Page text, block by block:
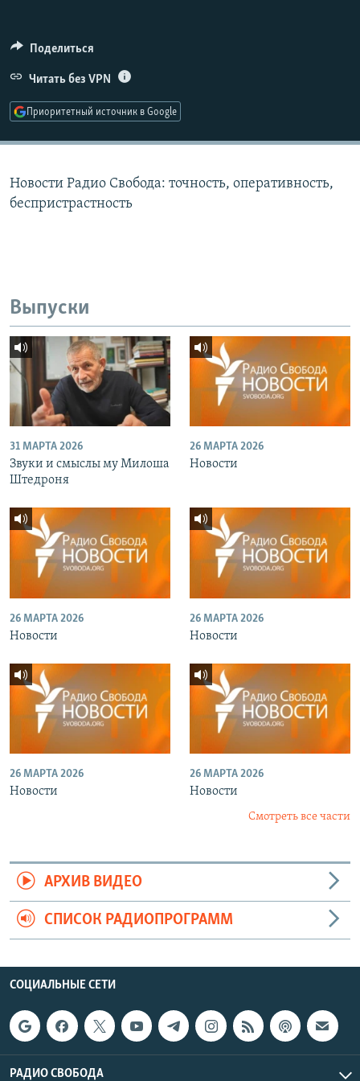
ПОДПИШИТЕСЬ НА РАССЫЛКУ
СОЦИАЛЬНЫЕ СЕТИ
Поделиться
Читать без VPN
Приоритетный источник в Google
Новости Радио Свобода: точность, оперативность,
беспристрастность
Выпуски
31 МАРТА 2026
Звуки и смыслы му Милоша
Штедроня
26 МАРТА 2026
Новости
26 МАРТА 2026
Новости
26 МАРТА 2026
Новости
26 МАРТА 2026
Новости
26 МАРТА 2026
Новости
Смотреть все части
АРХИВ ВИДЕО
СПИСОК РАДИОПРОГРАММ
СОЦИАЛЬНЫЕ СЕТИ
РАДИО СВОБОДА